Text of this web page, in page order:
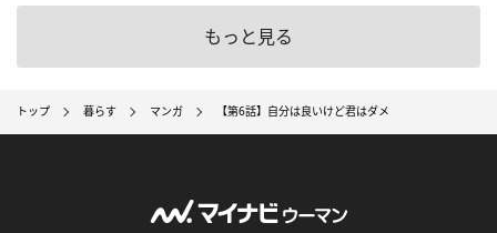
もっと見る
トップ 暮らす マンガ 【第6話】自分は良いけど君はダメ